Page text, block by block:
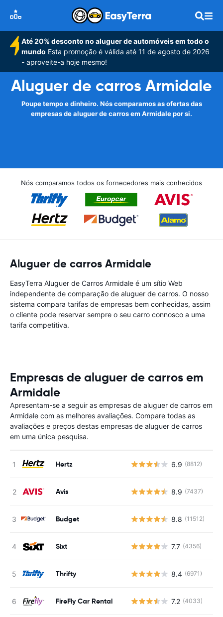
Até 20% desconto no aluguer de automóveis em todo o
mundo Esta promoção é válida até 11 de agosto de 2026
- aproveite-a hoje mesmo!
Aluguer de carros Armidale
Poupe tempo e dinheiro. Nós comparamos as ofertas das
empresas de aluguer de carros em Armidale por si.
Nós comparamos todos os fornecedores mais conhecidos
Aluguer de carros Armidale
EasyTerra Aluguer de Carros Armidale é um sítio Web
independente de comparação de aluguer de carros. O nosso
sistema compara tarifas de empresas bem conhecidas, assim
o cliente pode reservar sempre o seu carro connosco a uma
tarifa competitiva.
Empresas de aluguer de carros em
Armidale
Apresentam-se a seguir as empresas de aluguer de carros em
Armidale com as melhores avaliações. Compare todas as
avaliações e preços destas empresas de aluguer de carros
em uma única pesquisa.
Hertz 6.9 (8812)
Avis 8.9 (7437)
Budget 8.8 (11512)
Sixt 7.7 (4356)
Thrifty 8.4 (6971)
FireFly Car Rental 7.2 (4033)